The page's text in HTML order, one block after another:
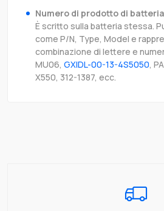
Numero di prodotto di batteria
È scritto sulla batteria stessa.
come P/N, Type, Model e
combinazione di lettere e
MU06, GXIDL-00-13-4S5050,
X550, 312-1387, ecc.